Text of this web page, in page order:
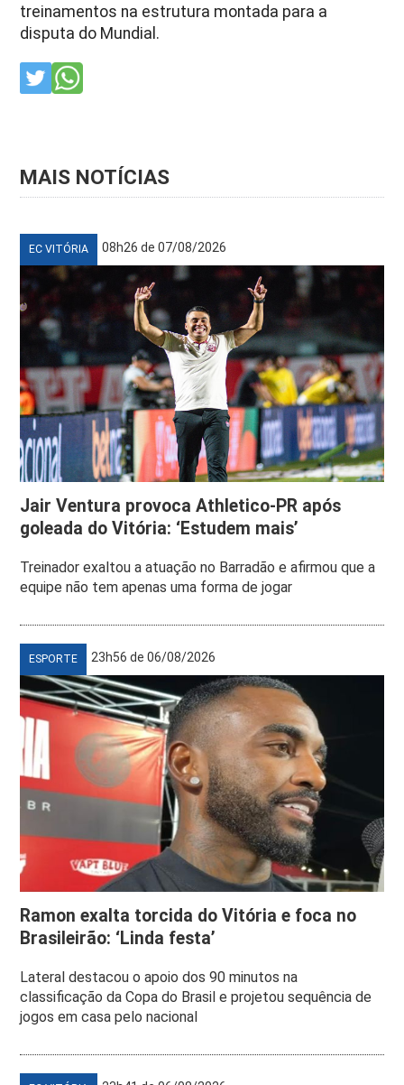
treinamentos na estrutura montada para a
disputa do Mundial.
MAIS NOTÍCIAS
EC VITÓRIA 08h26 de 07/08/2026
Jair Ventura provoca Athletico-PR após
goleada do Vitória: ‘Estudem mais’
Treinador exaltou a atuação no Barradão e afirmou que a
equipe não tem apenas uma forma de jogar
ESPORTE 23h56 de 06/08/2026
Ramon exalta torcida do Vitória e foca no
Brasileirão: ‘Linda festa’
Lateral destacou o apoio dos 90 minutos na
classificação da Copa do Brasil e projetou sequência de
jogos em casa pelo nacional